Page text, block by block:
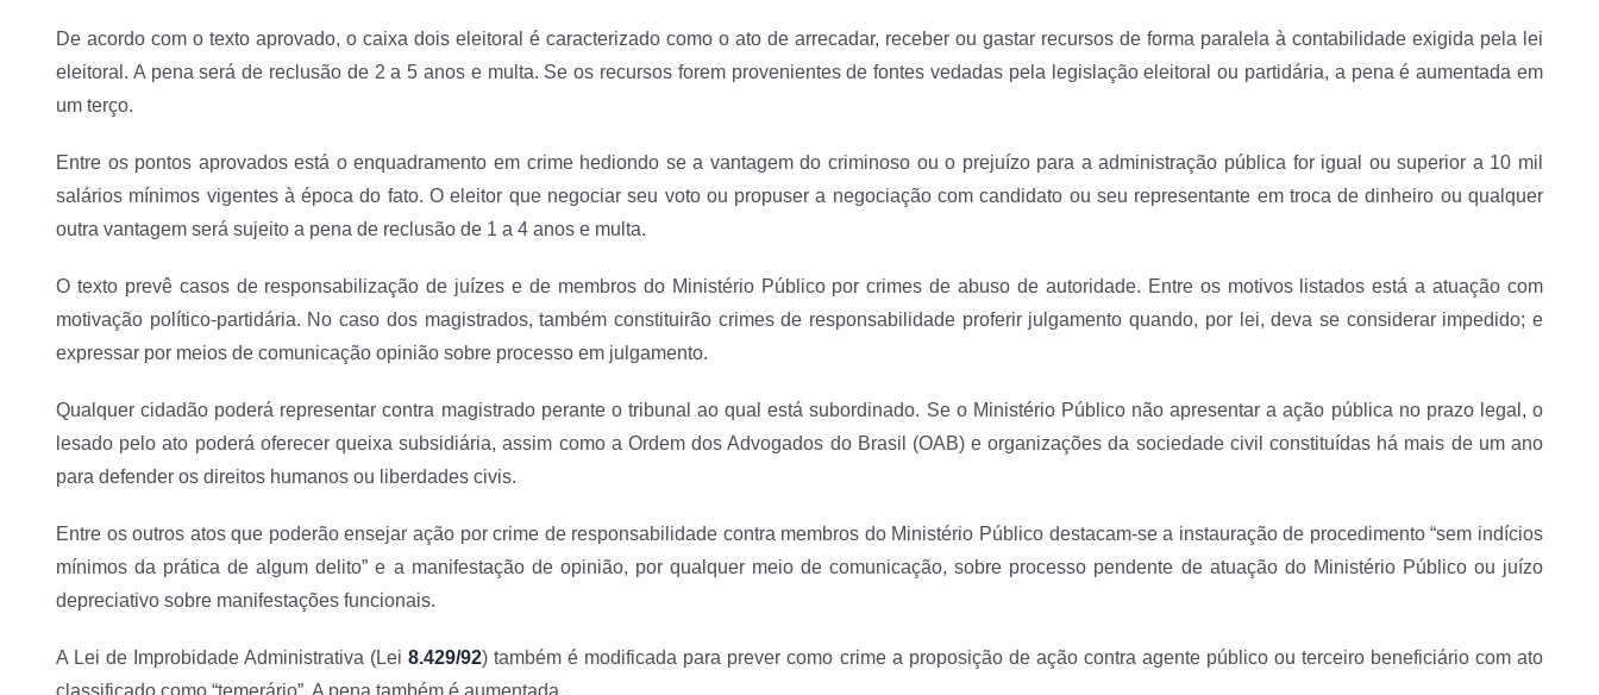
De acordo com o texto aprovado, o caixa dois eleitoral é caracterizado como o ato de arrecadar, receber ou gastar recursos de forma paralela à contabilidade exigida pela lei
eleitoral. A pena será de reclusão de 2 a 5 anos e multa. Se os recursos forem provenientes de fontes vedadas pela legislação eleitoral ou partidária, a pena é aumentada em
um terço.
Entre os pontos aprovados está o enquadramento em crime hediondo se a vantagem do criminoso ou o prejuízo para a administração pública for igual ou superior a 10 mil
salários mínimos vigentes à época do fato. O eleitor que negociar seu voto ou propuser a negociação com candidato ou seu representante em troca de dinheiro ou qualquer
outra vantagem será sujeito a pena de reclusão de 1 a 4 anos e multa.
O texto prevê casos de responsabilização de juízes e de membros do Ministério Público por crimes de abuso de autoridade. Entre os motivos listados está a atuação com
motivação político-partidária. No caso dos magistrados, também constituirão crimes de responsabilidade proferir julgamento quando, por lei, deva se considerar impedido; e
expressar por meios de comunicação opinião sobre processo em julgamento.
Qualquer cidadão poderá representar contra magistrado perante o tribunal ao qual está subordinado. Se o Ministério Público não apresentar a ação pública no prazo legal, o
lesado pelo ato poderá oferecer queixa subsidiária, assim como a Ordem dos Advogados do Brasil (OAB) e organizações da sociedade civil constituídas há mais de um ano
para defender os direitos humanos ou liberdades civis.
Entre os outros atos que poderão ensejar ação por crime de responsabilidade contra membros do Ministério Público destacam-se a instauração de procedimento “sem indícios
mínimos da prática de algum delito” e a manifestação de opinião, por qualquer meio de comunicação, sobre processo pendente de atuação do Ministério Público ou juízo
depreciativo sobre manifestações funcionais.
A Lei de Improbidade Administrativa (Lei8.429/92) também é modificada para prever como crime a proposição de ação contra agente público ou terceiro beneficiário com ato
classificado como “temerário”. A pena também é aumentada.